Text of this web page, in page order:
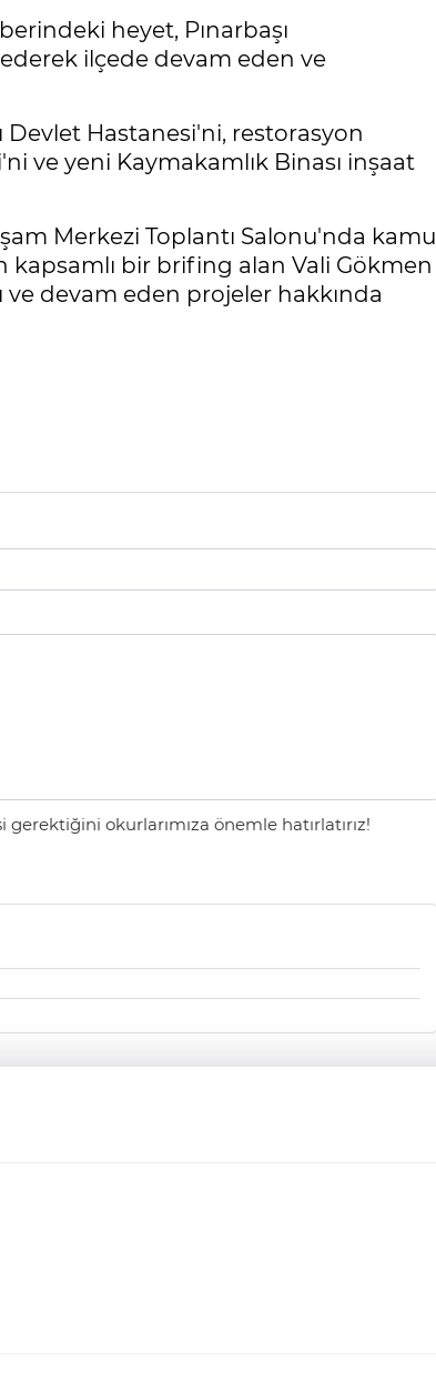
heyet, Pınarbaşı
ederek ilçede devam eden ve
Devlet Hastanesi'ni, restorasyon
ve yeni Kaymakamlık Binası inşaat
Merkezi Toplantı Salonu'nda kamu
kapsamlı bir brifing alan Vali Gökmen
ve devam eden projeler hakkında
okurlarımıza önemle hatırlatırız!